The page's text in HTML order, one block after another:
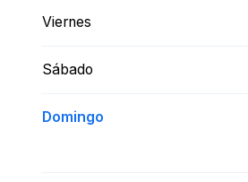
Viernes
Sábado
Domingo